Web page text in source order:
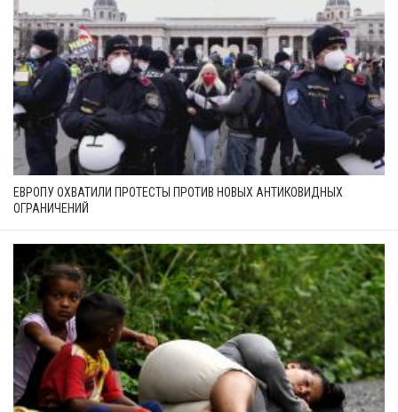
ЕВРОПУ ОХВАТИЛИ ПРОТЕСТЫ ПРОТИВ НОВЫХ АНТИКОВИДНЫХ
ОГРАНИЧЕНИЙ